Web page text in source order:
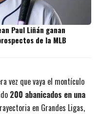
Paul Liñán ganan
de la MLB
vez que vaya el montículo
200 abanicados en una
en Grandes Ligas,